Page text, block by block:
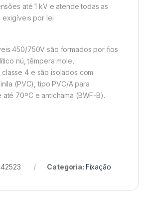
até 1 kV e atende todas as
exigíveis por lei.
450/750V são formados por fios
nú, têmpera mole,
4 e são isolados com
(PVC), tipo PVC/A para
70ºC e antichama (BWF-B).
Categoria: Fixação